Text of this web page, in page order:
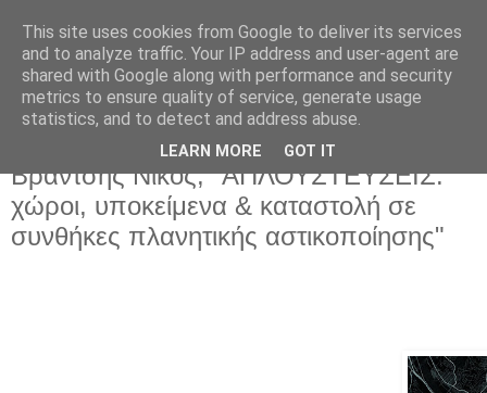
Δευτέρα 31 Μαΐου 2021
Βράντσης Νίκος, "ΑΠΛΟΥΣΤΕΥΣΕΙΣ:
χώροι, υποκείμενα & καταστολή σε
συνθήκες πλανητικής αστικοποίησης"
This site uses cookies from Google to deliver its services
and to analyze traffic. Your IP address and user-agent are
shared with Google along with performance and security
metrics to ensure quality of service, generate usage
statistics, and to detect and address abuse.
LEARN MORE GOT IT